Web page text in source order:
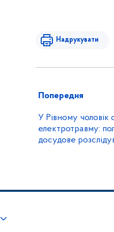
Надрукувати
Попередня
У Рівному чоловік
електротравму:
досудове